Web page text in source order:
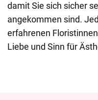
damit Sie sich sicher
angekommen sind.
erfahrenen
Liebe und Sinn für